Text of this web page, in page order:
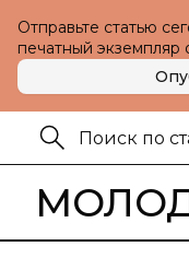
Отправьте статью
печатный экземпляр